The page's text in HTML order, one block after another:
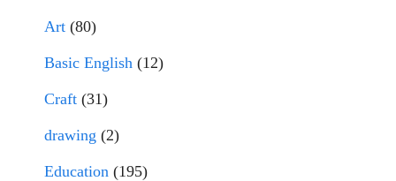
Art (80)
Basic English (12)
Craft (31)
drawing (2)
Education (195)